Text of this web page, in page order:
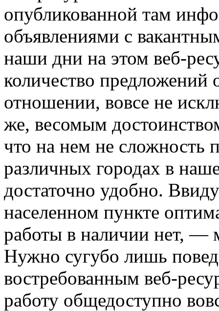
опубликованной там
объявлениями с
наши дни на этом веб-
количество предложений
отношении, вовсе не
же, весомым
что на нем не сложность
различных городах в
достаточно удобно.
населенном пункте
работы в наличии нет, —
Нужно сугубо лишь
востребованным веб-
работу общедоступно